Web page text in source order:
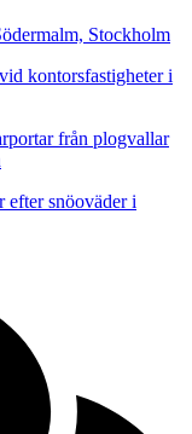
Stockholm
kontorsfastigheter i
från plogvallar
efter snöoväder i